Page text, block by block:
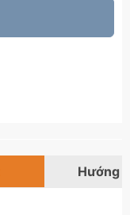
Hướng